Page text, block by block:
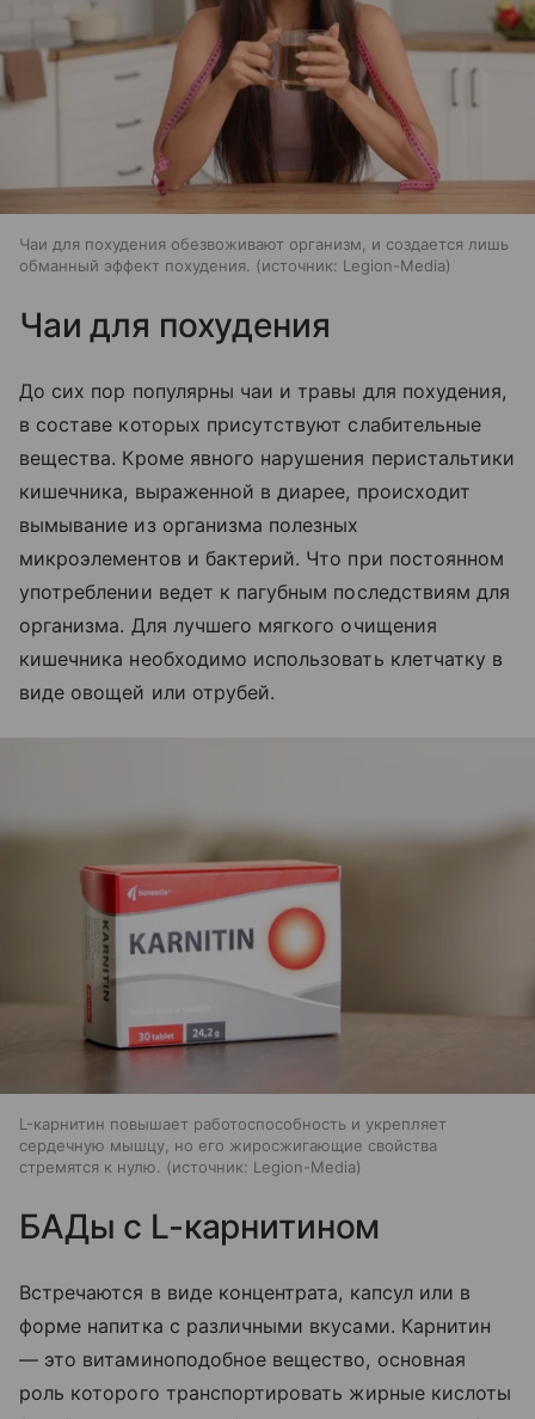
Чаи для похудения обезвоживают организм, и создается лишь
обманный эффект похудения.
источник: Legion-Media
Чаи для похудения
До сих пор популярны чаи и травы для похудения,
в составе которых присутствуют слабительные
вещества. Кроме явного нарушения перистальтики
кишечника, выраженной в диарее, происходит
вымывание из организма полезных
микроэлементов и бактерий. Что при постоянном
употреблении ведет к пагубным последствиям для
организма. Для лучшего мягкого очищения
кишечника необходимо использовать клетчатку в
виде овощей или отрубей.
L-карнитин повышает работоспособность и укрепляет
сердечную мышцу, но его жиросжигающие свойства
стремятся к нулю.
источник: Legion-Media
БАДы с L-карнитином
Встречаются в виде концентрата, капсул или в
форме напитка с различными вкусами. Карнитин
— это витаминоподобное вещество, основная
роль которого транспортировать жирные кислоты